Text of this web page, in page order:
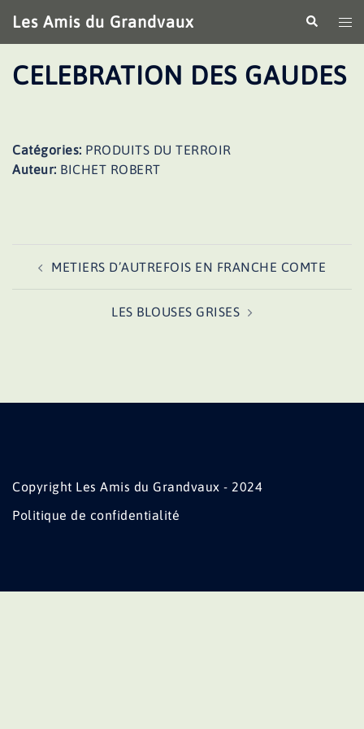
au
contenu
Les Amis du Grandvaux
le
CELEBRATION DES GAUDES
Catégories: PRODUITS DU TERROIR
Auteur: BICHET ROBERT
d’article
METIERS D’AUTREFOIS EN FRANCHE COMTE
LES BLOUSES GRISES
Copyright Les Amis du Grandvaux - 2024
Politique de confidentialité